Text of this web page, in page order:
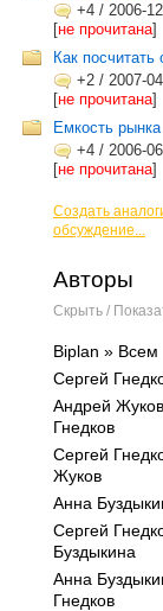
+4 / 2006-
[не прочитана]
Как
+2 / 2007-
[не прочитана]
Емкость рынка
+4 / 2006-
[не прочитана]
Создать
обсуждение...
Авторы
Скрыть /
Biplan » Всем
Сергей
Андрей
Гнедков
Сергей
Жуков
Анна
Сергей
Буздыкина
Анна
Гнедков